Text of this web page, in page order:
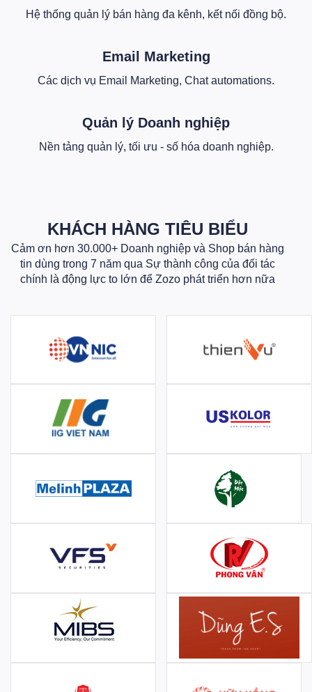
Hệ thống quản lý bán hàng đa kênh, kết nối đồng bộ.
Email Marketing
Các dịch vụ Email Marketing, Chat automations.
Quản lý Doanh nghiệp
Nền tảng quản lý, tối ưu - số hóa doanh nghiệp.
KHÁCH HÀNG TIÊU BIỂU
Cảm ơn hơn 30.000+ Doanh nghiệp và Shop bán hàng
tin dùng trong 7 năm qua Sự thành công của đối tác
chính là động lực to lớn để Zozo phát triển hơn nữa